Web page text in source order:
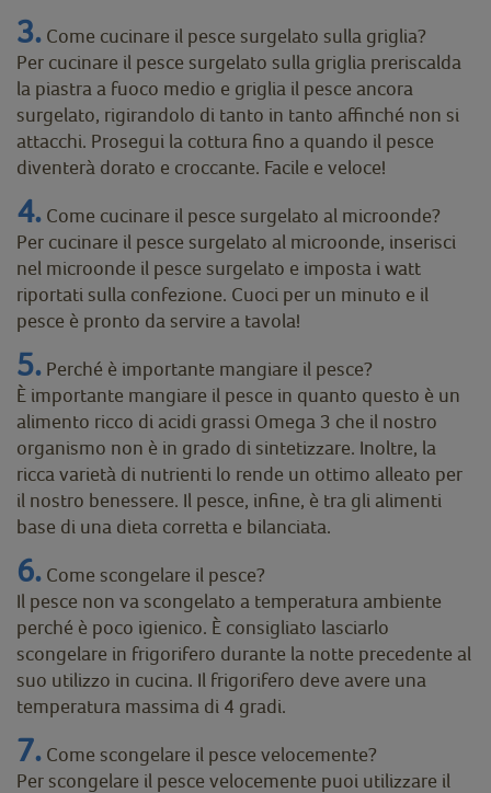
3. Come cucinare il pesce surgelato sulla griglia?
Per cucinare il pesce surgelato sulla griglia preriscalda
la piastra a fuoco medio e griglia il pesce ancora
surgelato, rigirandolo di tanto in tanto affinché non si
attacchi. Prosegui la cottura fino a quando il pesce
diventerà dorato e croccante. Facile e veloce!
4. Come cucinare il pesce surgelato al microonde?
Per cucinare il pesce surgelato al microonde, inserisci
nel microonde il pesce surgelato e imposta i watt
riportati sulla confezione. Cuoci per un minuto e il
pesce è pronto da servire a tavola!
5. Perché è importante mangiare il pesce?
È importante mangiare il pesce in quanto questo è un
alimento ricco di acidi grassi Omega 3 che il nostro
organismo non è in grado di sintetizzare. Inoltre, la
ricca varietà di nutrienti lo rende un ottimo alleato per
il nostro benessere. Il pesce, infine, è tra gli alimenti
base di una dieta corretta e bilanciata.
6. Come scongelare il pesce?
Il pesce non va scongelato a temperatura ambiente
perché è poco igienico. È consigliato lasciarlo
scongelare in frigorifero durante la notte precedente al
suo utilizzo in cucina. Il frigorifero deve avere una
temperatura massima di 4 gradi.
7. Come scongelare il pesce velocemente?
Per scongelare il pesce velocemente puoi utilizzare il